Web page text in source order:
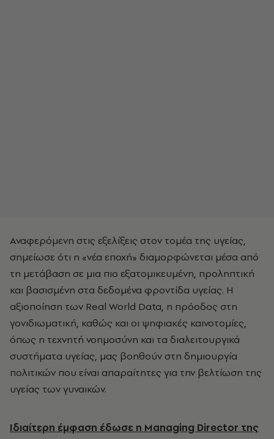
Αναφερόμενη στις εξελίξεις στον τομέα της υγείας,
σημείωσε ότι η «νέα εποχή» διαμορφώνεται μέσα από
τη μετάβαση σε μια πιο εξατομικευμένη, προληπτική
και βασισμένη στα δεδομένα φροντίδα υγείας. Η
αξιοποίηση των Real World Data, η πρόοδος στη
γονιδιωματική, καθώς και οι ψηφιακές καινοτομίες,
όπως η τεχνητή νοημοσύνη και τα διαλειτουργικά
συστήματα υγείας, μας βοηθούν στη δημιουργία
πολιτικών που είναι απαραίτητες για την βελτίωση της
υγείας των γυναικών.
Ιδιαίτερη έμφαση έδωσε η Managing Director της